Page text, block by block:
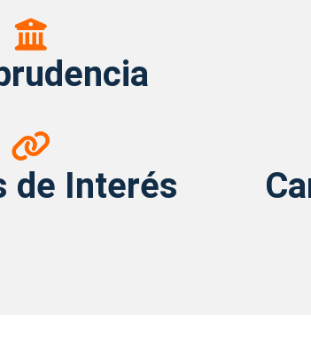
Jurisprudencia
de
Interés
de Interés